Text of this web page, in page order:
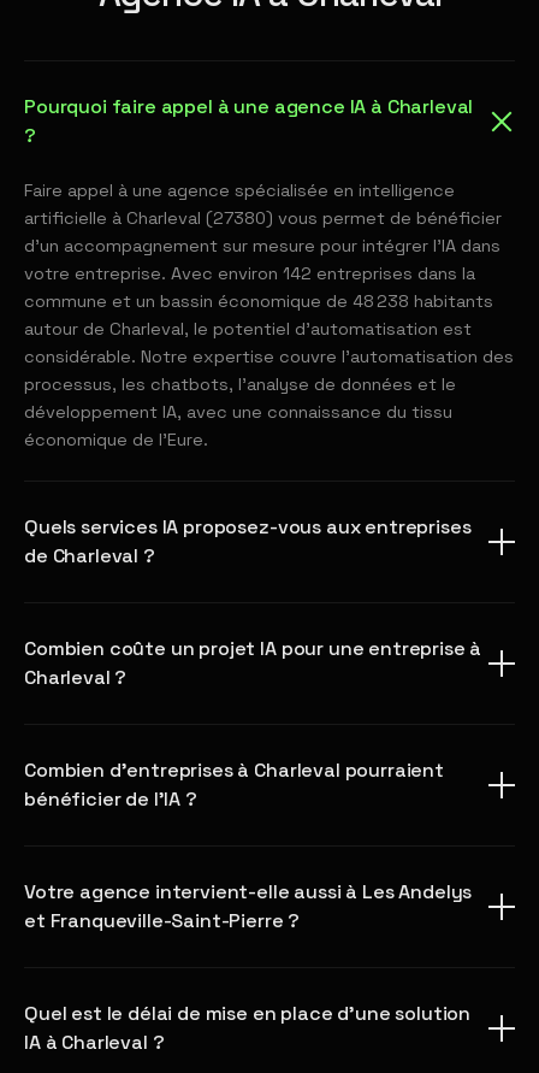
Pourquoi faire appel à une agence IA à Charleval
?
Faire appel à une agence spécialisée en intelligence
artificielle à Charleval (27380) vous permet de bénéficier
d'un accompagnement sur mesure pour intégrer l'IA dans
votre entreprise. Avec environ 142 entreprises dans la
commune et un bassin économique de 48 238 habitants
autour de Charleval, le potentiel d'automatisation est
considérable. Notre expertise couvre l'automatisation des
processus, les chatbots, l'analyse de données et le
développement IA, avec une connaissance du tissu
économique de l'Eure.
Quels services IA proposez-vous aux entreprises
de Charleval ?
Combien coûte un projet IA pour une entreprise à
Charleval ?
Combien d'entreprises à Charleval pourraient
bénéficier de l'IA ?
Votre agence intervient-elle aussi à Les Andelys
et Franqueville-Saint-Pierre ?
Quel est le délai de mise en place d'une solution
IA à Charleval ?